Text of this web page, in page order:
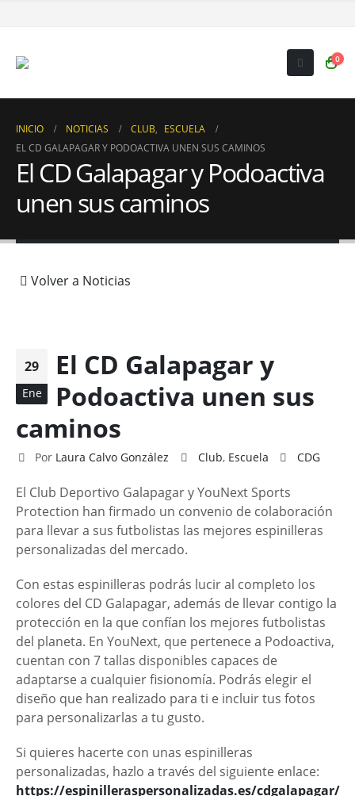
0
INICIO NOTICIAS CLUB, ESCUELA
EL CD GALAPAGAR Y PODOACTIVA UNEN SUS CAMINOS
El CD Galapagar y Podoactiva
unen sus caminos
Volver a Noticias
29
Ene
El CD Galapagar y
Podoactiva unen sus
caminos
Por Laura Calvo González Club, Escuela CDG
El Club Deportivo Galapagar y YouNext Sports
Protection han firmado un convenio de colaboración
para llevar a sus futbolistas las mejores espinilleras
personalizadas del mercado.
Con estas espinilleras podrás lucir al completo los
colores del CD Galapagar, además de llevar contigo la
protección en la que confían los mejores futbolistas
del planeta. En YouNext, que pertenece a Podoactiva,
cuentan con 7 tallas disponibles capaces de
adaptarse a cualquier fisionomía. Podrás elegir el
diseño que han realizado para ti e incluir tus fotos
para personalizarlas a tu gusto.
Si quieres hacerte con unas espinilleras
personalizadas, hazlo a través del siguiente enlace:
https://espinilleraspersonalizadas.es/cdgalapagar/